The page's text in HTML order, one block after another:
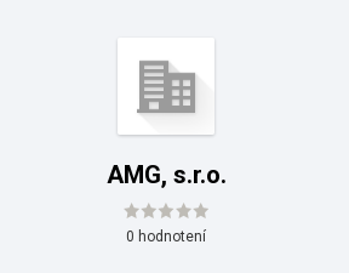
AMG, s.r.o.
0 hodnotení